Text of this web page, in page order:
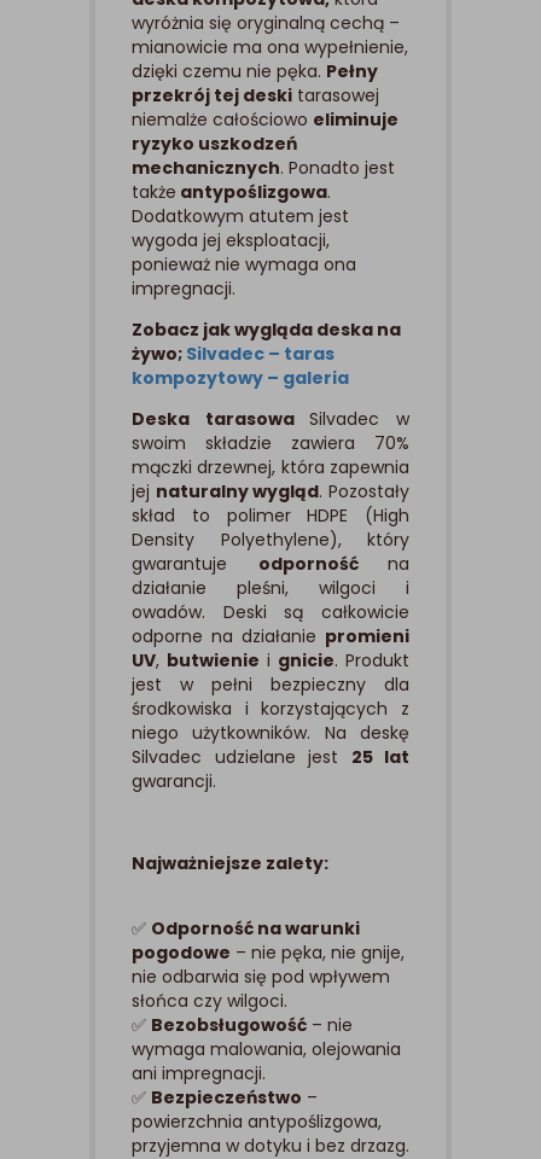
wyróżnia się oryginalną cechą –
mianowicie ma ona wypełnienie,
dzięki czemu nie pęka. Pełny
przekrój tej deski tarasowej
niemalże całościowo eliminuje
ryzyko uszkodzeń
mechanicznych. Ponadto jest
także antypoślizgowa.
Dodatkowym atutem jest
wygoda jej eksploatacji,
ponieważ nie wymaga ona
impregnacji.
Zobacz jak wygląda deska na
żywo; Silvadec – taras
kompozytowy – galeria
Deska tarasowaSilvadec w
swoim składzie zawiera 70%
mączki drzewnej, która zapewnia
jej naturalny wygląd. Pozostały
skład to polimer HDPE (High
Density Polyethylene), który
gwarantuje odporność na
działanie pleśni, wilgoci i
owadów. Deski są całkowicie
odporne na działanie promieni
UV, butwienie i gnicie. Produkt
jest w pełni bezpieczny dla
środkowiska i korzystających z
niego użytkowników. Na deskę
Silvadec udzielane jest 25 lat
gwarancji.
Najważniejsze zalety:
✅ Odporność na warunki
pogodowe – nie pęka, nie gnije,
nie odbarwia się pod wpływem
słońca czy wilgoci.
✅ Bezobsługowość – nie
wymaga malowania, olejowania
ani impregnacji.
✅ Bezpieczeństwo –
powierzchnia antypoślizgowa,
przyjemna w dotyku i bez drzazg.